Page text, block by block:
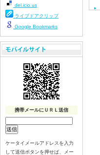
del.icio.us
ライブドアクリップ
Google Bookmarks
携帯メールにＵＲＬ送信
ケータイメールアドレスを入力
して送信ボタンを押せば、メー